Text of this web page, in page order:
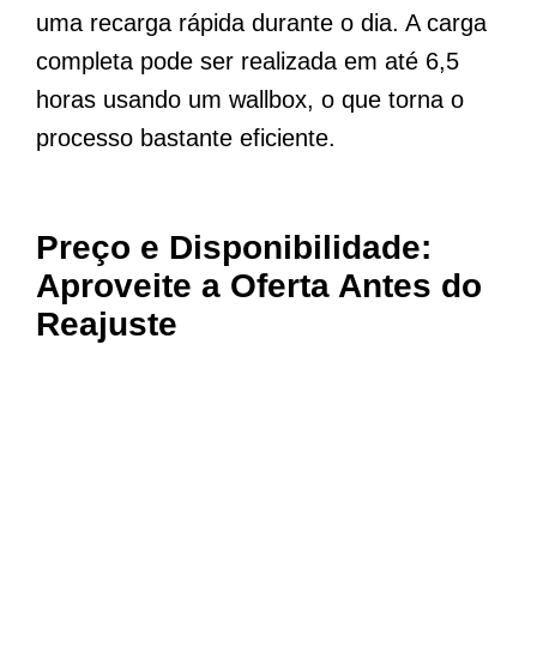
uma recarga rápida durante o dia. A carga
completa pode ser realizada em até 6,5
horas usando um wallbox, o que torna o
processo bastante eficiente.
Preço e Disponibilidade:
Aproveite a Oferta Antes do
Reajuste